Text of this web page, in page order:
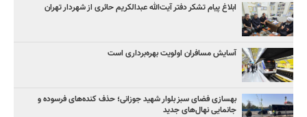
ابلاغ پیام تشکر دفتر آیت‌الله عبدالکریم حائری از شهردار تهران
آسایش مسافران اولویت بهره‌برداری است
بهسازی فضای سبز بلوار شهید جوزانی؛ حذف کنده‌های فرسوده و
جانمایی نهال‌های جدید